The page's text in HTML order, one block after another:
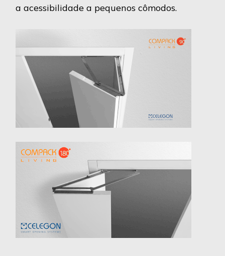
a acessibilidade a pequenos cômodos.